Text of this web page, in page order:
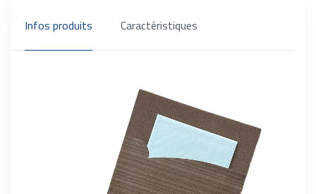
Infos produits Caractéristiques